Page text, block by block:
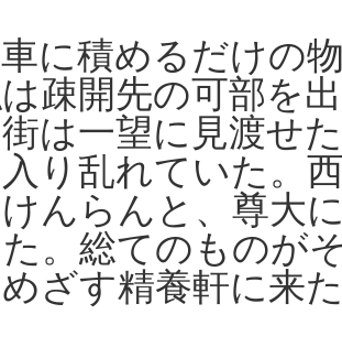
に積めるだけの
疎開先の可部を
は一望に見渡せ
り乱れていた。
んらんと、尊大
。総てのものが
ざす精養軒に来